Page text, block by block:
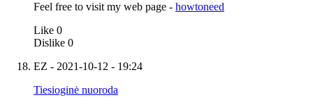
Feel free to visit my web page - howtoneed
Like 0
Dislike 0
EZ - 2021-10-12 - 19:24
Tiesioginė nuoroda